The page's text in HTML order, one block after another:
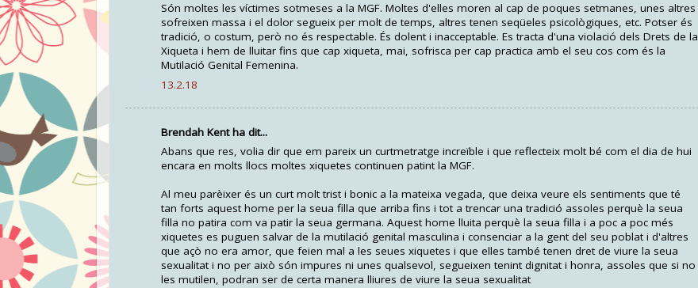
Són moltes les víctimes sotmeses a la MGF. Moltes d'elles moren al cap de poques setmanes, unes altres
sofreixen massa i el dolor segueix per molt de temps, altres tenen seqüeles psicològiques, etc. Potser és
tradició, o costum, però no és respectable. És dolent i inacceptable. Es tracta d'una violació dels Drets de la
Xiqueta i hem de lluitar fins que cap xiqueta, mai, sofrisca per cap practica amb el seu cos com és la
Mutilació Genital Femenina.
13.2.18
Brendah Kent ha dit...
Abans que res, volia dir que em pareix un curtmetratge increïble i que reflecteix molt bé com el dia de hui
encara en molts llocs moltes xiquetes continuen patint la MGF.
Al meu parèixer és un curt molt trist i bonic a la mateixa vegada, que deixa veure els sentiments que té
tan forts aquest home per la seua filla que arriba fins i tot a trencar una tradició assoles perquè la seua
filla no patira com va patir la seua germana. Aquest home lluita perquè la seua filla i a poc a poc més
xiquetes es puguen salvar de la mutilació genital masculina i consenciar a la gent del seu poblat i d'altres
que açò no era amor, que feien mal a les seues xiquetes i que elles també tenen dret de viure la seua
sexualitat i no per això són impures ni unes qualsevol, segueixen tenint dignitat i honra, assoles que si no
les mutilen, podran ser de certa manera lliures de viure la seua sexualitat